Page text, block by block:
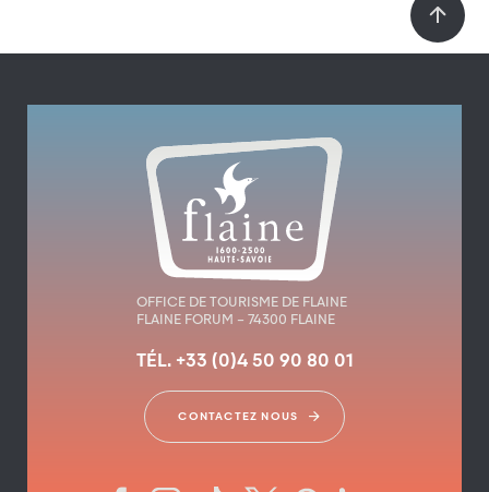
OFFICE DE TOURISME DE FLAINE
FLAINE FORUM – 74300 FLAINE
TÉL. +33 (0)4 50 90 80 01
CONTACTEZ NOUS